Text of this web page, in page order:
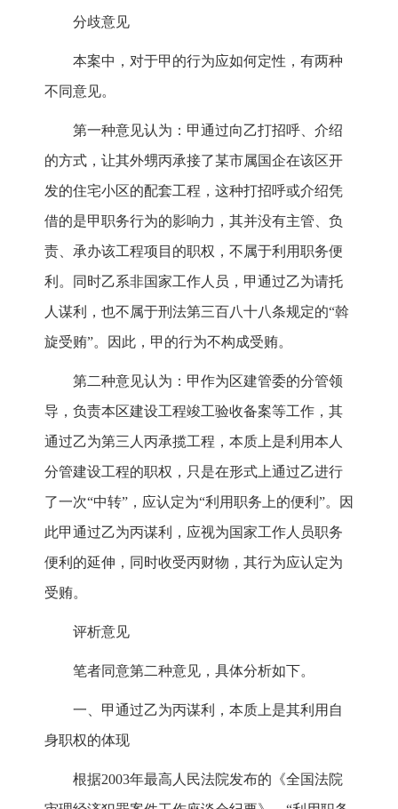
分歧意见
本案中，对于甲的行为应如何定性，有两种
不同意见。
第一种意见认为：甲通过向乙打招呼、介绍
的方式，让其外甥丙承接了某市属国企在该区开
发的住宅小区的配套工程，这种打招呼或介绍凭
借的是甲职务行为的影响力，其并没有主管、负
责、承办该工程项目的职权，不属于利用职务便
利。同时乙系非国家工作人员，甲通过乙为请托
人谋利，也不属于刑法第三百八十八条规定的“斡
旋受贿”。因此，甲的行为不构成受贿。
第二种意见认为：甲作为区建管委的分管领
导，负责本区建设工程竣工验收备案等工作，其
通过乙为第三人丙承揽工程，本质上是利用本人
分管建设工程的职权，只是在形式上通过乙进行
了一次“中转”，应认定为“利用职务上的便利”。因
此甲通过乙为丙谋利，应视为国家工作人员职务
便利的延伸，同时收受丙财物，其行为应认定为
受贿。
评析意见
笔者同意第二种意见，具体分析如下。
一、甲通过乙为丙谋利，本质上是其利用自
身职权的体现
根据2003年最高人民法院发布的《全国法院